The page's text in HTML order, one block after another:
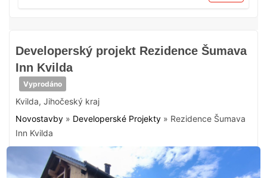
Developerský projekt Rezidence Šumava
Inn Kvilda
Vyprodáno
Kvilda, Jihočeský kraj
Novostavby » Developerské Projekty » Rezidence Šumava
Inn Kvilda